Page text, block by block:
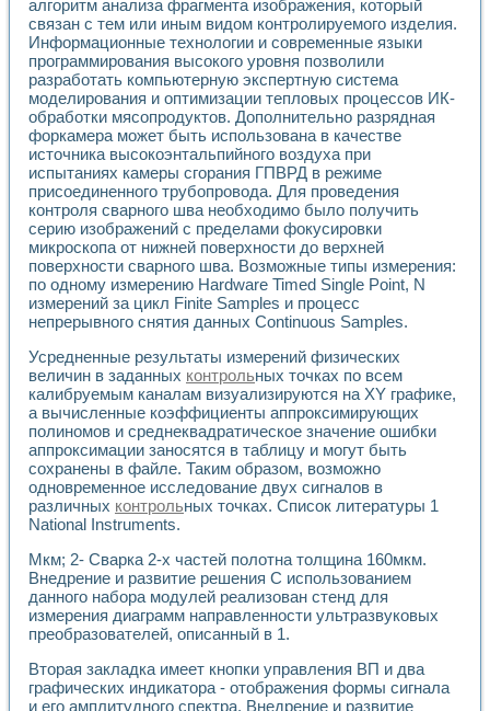
Технологии NI в магистерской программе «Прикладная
Система диагностики двигателей постоянного тока
Автоматизированный стенд формирования
Лабораторный практикум по курсу ИИС на базе
Партнеры
Академические и отраслевые институты
Учебные заведения
Бизнес
Контакты
алгоритм анализа фрагмента изображения, который
связан с тем или иным видом контролируемого изделия.
Информационные технологии и современные языки
программирования высокого уровня позволили
разработать компьютерную экспертную система
моделирования и оптимизации тепловых процессов ИК-
обработки мясопродуктов. Дополнительно разрядная
форкамера может быть использована в качестве
источника высокоэнтальпийного воздуха при
испытаниях камеры сгорания ГПВРД в режиме
присоединенного трубопровода. Для проведения
контроля сварного шва необходимо было получить
серию изображений с пределами фокусировки
микроскопа от нижней поверхности до верхней
поверхности сварного шва. Возможные типы измерения:
по одному измерению Hardware Timed Single Point, N
измерений за цикл Finite Samples и процесс
непрерывного снятия данных Continuous Samples.
Усредненные результаты измерений физических
величин в заданных контрольных точках по всем
калибруемым каналам визуализируются на XY графике,
а вычисленные коэффициенты аппроксимирующих
полиномов и среднеквадратическое значение ошибки
аппроксимации заносятся в таблицу и могут быть
сохранены в файле. Таким образом, возможно
одновременное исследование двух сигналов в
различных контрольных точках. Список литературы 1
National Instruments.
Мкм; 2- Сварка 2-х частей полотна толщина 160мкм.
Внедрение и развитие решения С использованием
данного набора модулей реализован стенд для
измерения диаграмм направленности ультразвуковых
преобразователей, описанный в 1.
Вторая закладка имеет кнопки управления ВП и два
графических индикатора - отображения формы сигнала
и его амплитудного спектра. Внедрение и развитие